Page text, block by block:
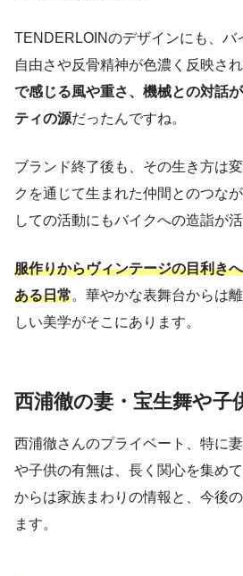
TENDERLOINのデザインにも、バ
自由さや反骨精神が色濃く反映され
で感じる風や重さ、機械との対話
ティの源だったんですね。
ブランド終了後も、その生き方は
クを通じて生まれた仲間とのつな
しての活動にもバイクへの造詣が活
服作りからヴィンテージの目利き
ある日常。華やかな表舞台からは
しい美学がそこにあります。
西浦徹の妻・宝生舞や子
西浦徹さんのプライベート、特に
や子供の有無は、長く関心を集め
からは家族まわりの情報と、今後
ます。